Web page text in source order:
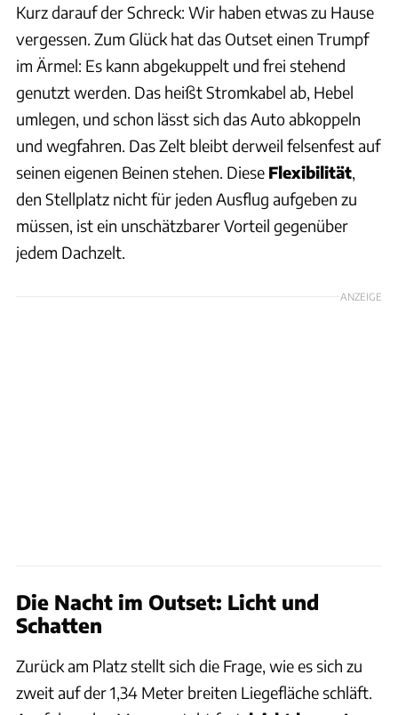
Kurz darauf der Schreck: Wir haben etwas zu Hause
vergessen. Zum Glück hat das Outset einen Trumpf
im Ärmel: Es kann abgekuppelt und frei stehend
genutzt werden. Das heißt Stromkabel ab, Hebel
umlegen, und schon lässt sich das Auto abkoppeln
und wegfahren. Das Zelt bleibt derweil felsenfest auf
seinen eigenen Beinen stehen. Diese Flexibilität,
den Stellplatz nicht für jeden Ausflug aufgeben zu
müssen, ist ein unschätzbarer Vorteil gegenüber
jedem Dachzelt.
ANZEIGE
Die Nacht im Outset: Licht und
Schatten
Zurück am Platz stellt sich die Frage, wie es sich zu
zweit auf der 1,34 Meter breiten Liegefläche schläft.